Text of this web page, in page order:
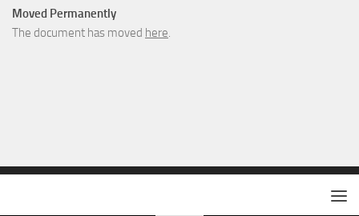
Moved Permanently
The document has moved here.